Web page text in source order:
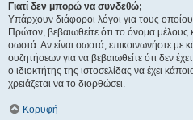
Γιατί δεν μπορώ να συνδεθώ;
Υπάρχουν διάφοροι λόγοι για τους
Πρώτον, βεβαιωθείτε ότι το όνομα
σωστά. Αν είναι σωστά, επικοινωνήστε με
συζητήσεων για να βεβαιωθείτε ότι δεν
ο ιδιοκτήτης της ιστοσελίδας να έχει
χρειάζεται να το διορθώσει.
Κορυφή